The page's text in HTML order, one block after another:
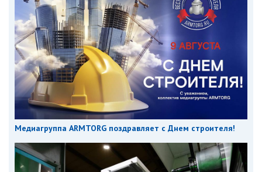
Медиагруппа ARMTORG поздравляет с Днем строителя!